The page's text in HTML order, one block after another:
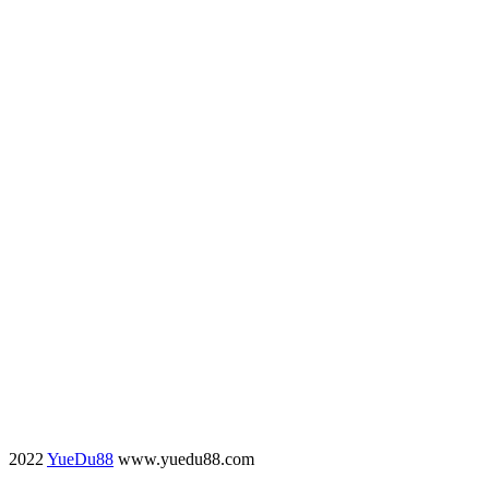
2022 YueDu88 www.yuedu88.com